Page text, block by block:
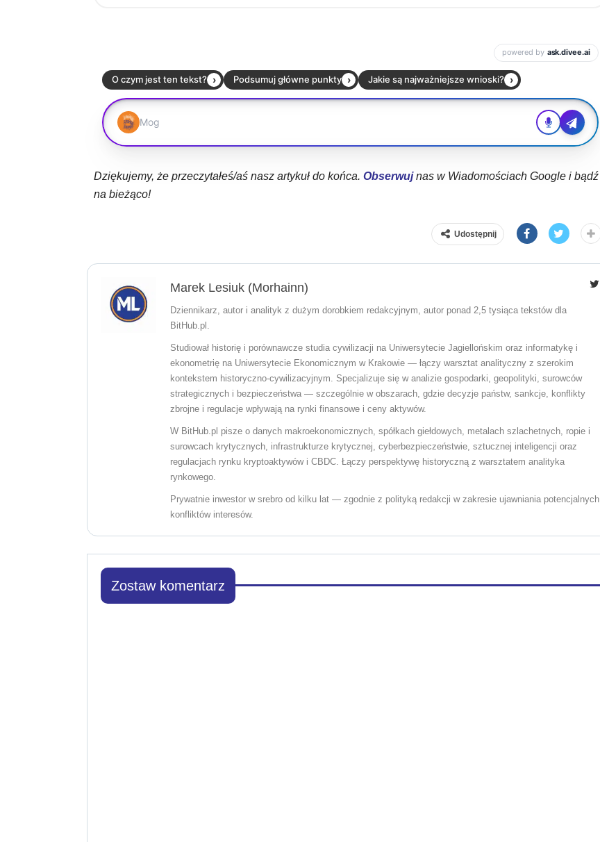
Dziękujemy, że przeczytałeś/aś nasz artykuł do końca. Obserwujnas w Wiadomościach Google i bądź
na bieżąco!
Udostępnij
Marek Lesiuk (Morhainn)
Dziennikarz, autor i analityk z dużym dorobkiem redakcyjnym, autor ponad 2,5 tysiąca tekstów dla
BitHub.pl.
Studiował historię i porównawcze studia cywilizacji na Uniwersytecie Jagiellońskim oraz informatykę i
ekonometrię na Uniwersytecie Ekonomicznym w Krakowie — łączy warsztat analityczny z szerokim
kontekstem historyczno-cywilizacyjnym. Specjalizuje się w analizie gospodarki, geopolityki, surowców
strategicznych i bezpieczeństwa — szczególnie w obszarach, gdzie decyzje państw, sankcje, konflikty
zbrojne i regulacje wpływają na rynki finansowe i ceny aktywów.
W BitHub.pl pisze o danych makroekonomicznych, spółkach giełdowych, metalach szlachetnych, ropie i
surowcach krytycznych, infrastrukturze krytycznej, cyberbezpieczeństwie, sztucznej inteligencji oraz
regulacjach rynku kryptoaktywów i CBDC. Łączy perspektywę historyczną z warsztatem analityka
rynkowego.
Prywatnie inwestor w srebro od kilku lat — zgodnie z polityką redakcji w zakresie ujawniania potencjalnych
konfliktów interesów.
Zostaw komentarz